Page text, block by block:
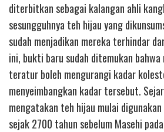
diterbitkan sebagai kalangan ahli
sesungguhnya teh hijau yang
sudah menjadikan mereka terhindar
ini, bukti baru sudah ditemukan
teratur boleh mengurangi kadar
menyeimbangkan kadar tersebut.
mengatakan teh hijau mulai
sejak 2700 tahun sebelum Masehi